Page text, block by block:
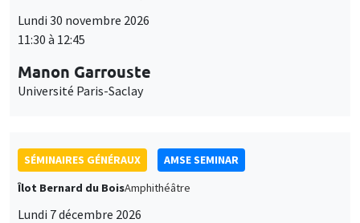
Lundi 30 novembre 2026
11:30 à 12:45
Manon Garrouste
Université Paris-Saclay
SÉMINAIRES GÉNÉRAUX
AMSE SEMINAR
Îlot Bernard du BoisAmphithéâtre
Lundi 7 décembre 2026